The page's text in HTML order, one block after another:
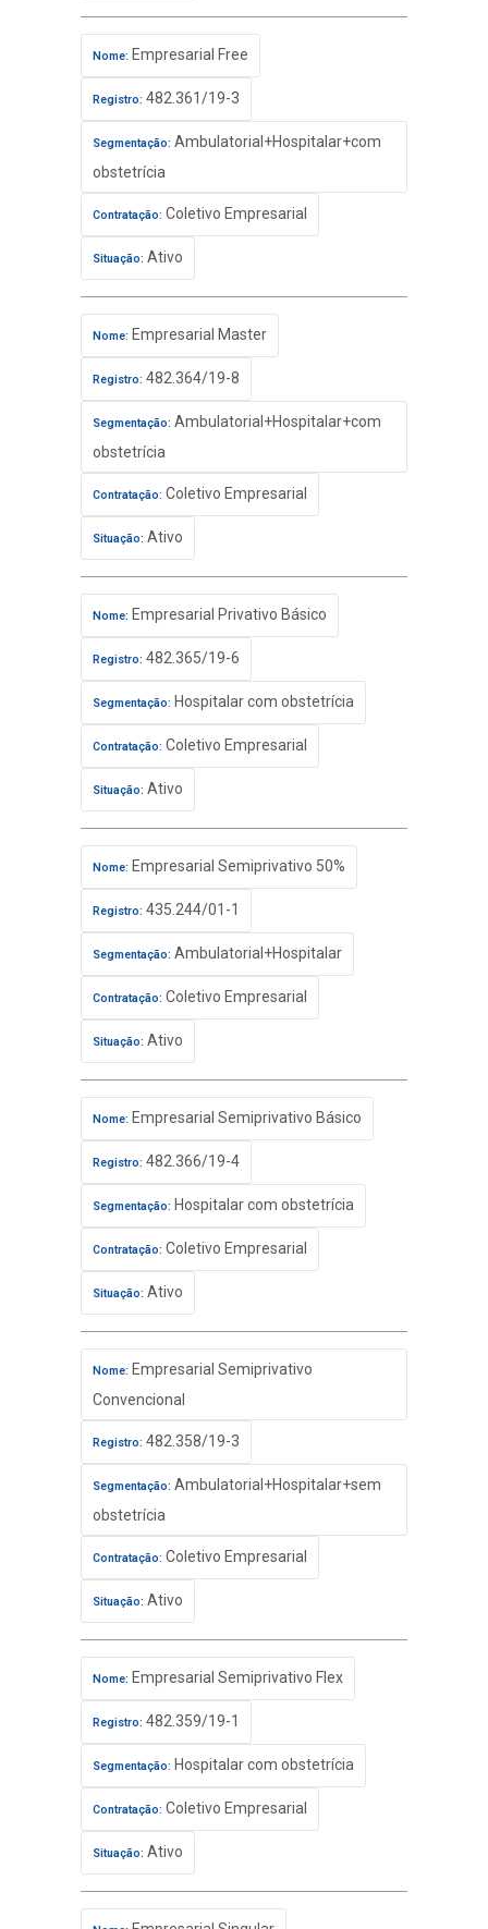
Nome: Empresarial Free
Registro: 482.361/19-3
Segmentação: Ambulatorial+Hospitalar+com
obstetrícia
Contratação: Coletivo Empresarial
Situação: Ativo
Nome: Empresarial Master
Registro: 482.364/19-8
Segmentação: Ambulatorial+Hospitalar+com
obstetrícia
Contratação: Coletivo Empresarial
Situação: Ativo
Nome: Empresarial Privativo Básico
Registro: 482.365/19-6
Segmentação: Hospitalar com obstetrícia
Contratação: Coletivo Empresarial
Situação: Ativo
Nome: Empresarial Semiprivativo 50%
Registro: 435.244/01-1
Segmentação: Ambulatorial+Hospitalar
Contratação: Coletivo Empresarial
Situação: Ativo
Nome: Empresarial Semiprivativo Básico
Registro: 482.366/19-4
Segmentação: Hospitalar com obstetrícia
Contratação: Coletivo Empresarial
Situação: Ativo
Nome: Empresarial Semiprivativo
Convencional
Registro: 482.358/19-3
Segmentação: Ambulatorial+Hospitalar+sem
obstetrícia
Contratação: Coletivo Empresarial
Situação: Ativo
Nome: Empresarial Semiprivativo Flex
Registro: 482.359/19-1
Segmentação: Hospitalar com obstetrícia
Contratação: Coletivo Empresarial
Situação: Ativo